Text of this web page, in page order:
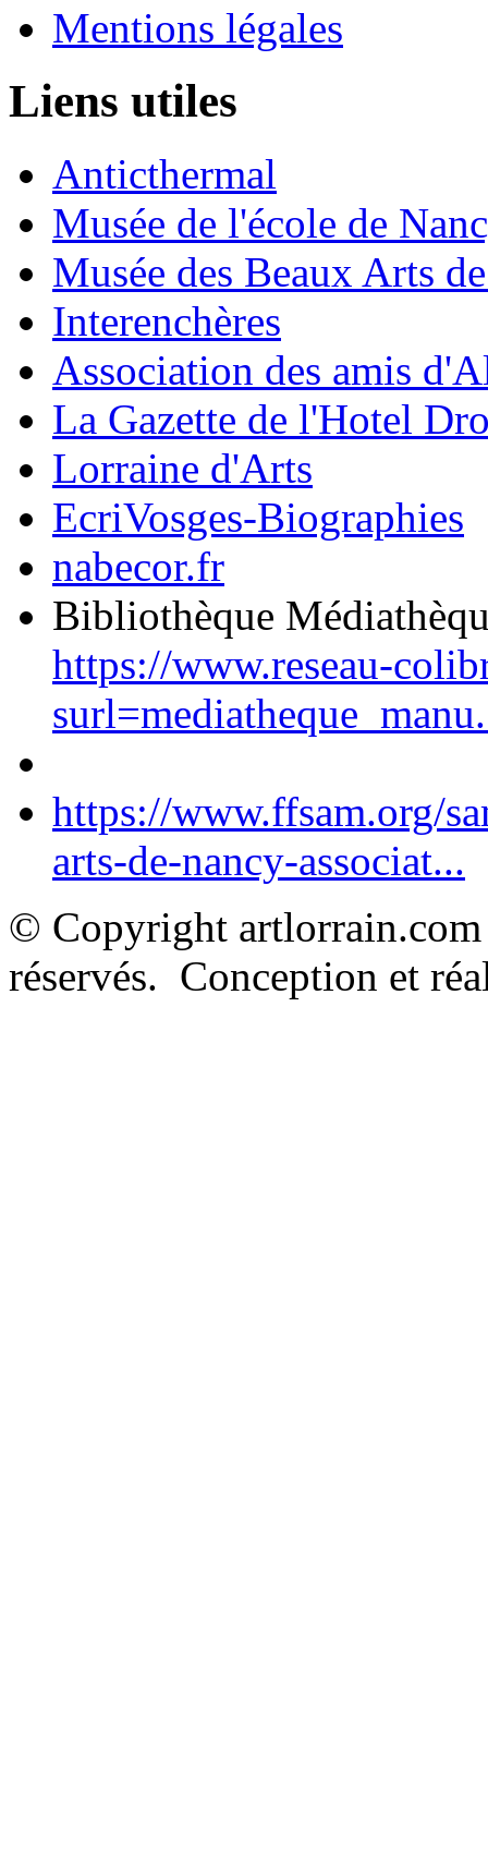
Mentions légales
Liens utiles
Anticthermal
Musée de l'école de
Musée des Beaux Arts
Interenchères
Association des amis
La Gazette de l'Hotel
Lorraine d'Arts
EcriVosges-Biographies
nabecor.fr
Bibliothèque
https://www.reseau-
https://www.ffsam.org/
arts-de-nancy-associat...
© Copyright
réservés. Conception et